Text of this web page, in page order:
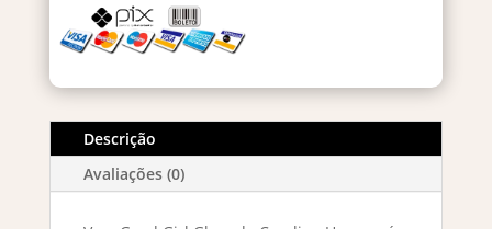
Glam
Eau
80ml
quantidade
Descrição
Avaliações (0)